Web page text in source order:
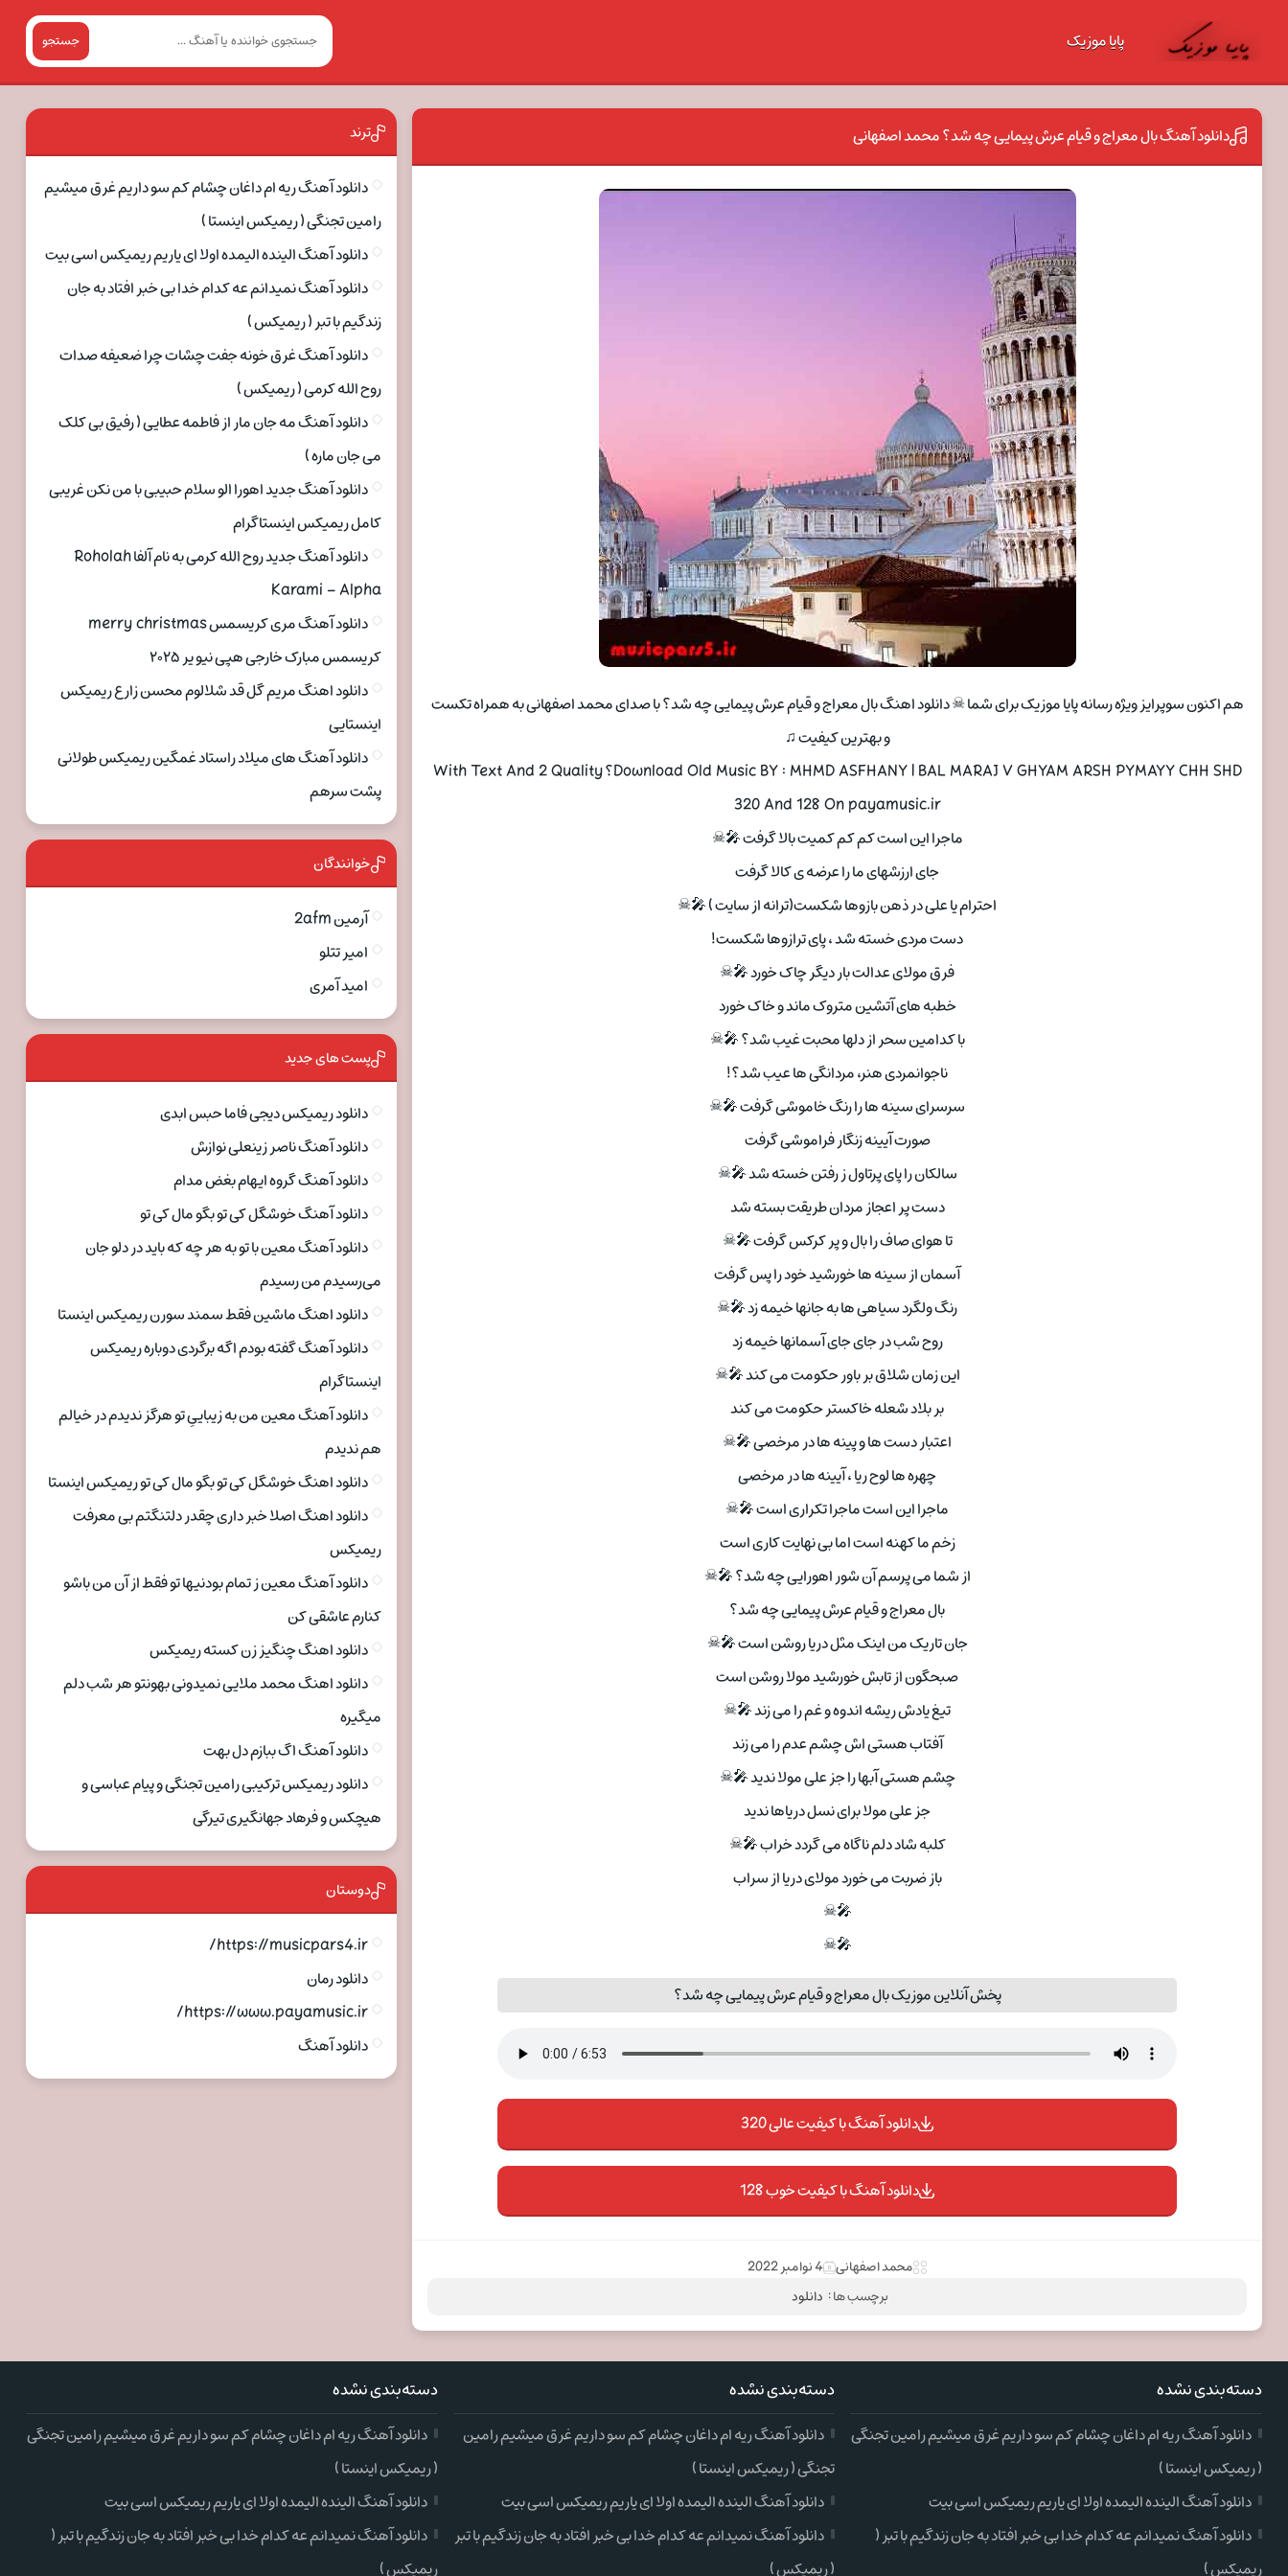
پایا موزیک جستجو
دانلود آهنگ بال معراج و قیام عرش پیمایی چه شد؟ محمد اصفهانی
هم اکنون سوپرایز ویژه رسانه پایا موزیک برای شما ☠ دانلود اهنگ بال معراج و قیام عرش پیمایی چه شد؟ با صدای محمد اصفهانی به همراه تکست
و بهترین کیفیت ♫
Download Old Music BY : MHMD ASFHANY | BAL MARAJ V GHYAM ARSH PYMAYY CHH SHD؟ With Text And 2 Quality
320 And 128 On payamusic.ir
ماجرا این است کم کم کمیت بالا گرفت 🎤☠
جای ارزشهای ما را عرضه ی کالا گرفت
احترام یا علی در ذهن بازوها شکست(ترانه از سایت ) 🎤☠
دست مردی خسته شد ، پای ترازوها شکست!
فرق مولای عدالت بار دیگر چاک خورد 🎤☠
خطبه های آتشین متروک ماند و خاک خورد
با کدامین سحر از دلها محبت غیب شد؟ 🎤☠
ناجوانمردی هنر، مردانگی ها عیب شد؟!
سرسرای سینه ها را رنگ خاموشی گرفت 🎤☠
صورت آیینه زنگار فراموشی گرفت
سالکان را پای پرتاول ز رفتن خسته شد 🎤☠
دست پر اعجاز مردان طریقت بسته شد
تا هوای صاف را بال و پر کرکس گرفت 🎤☠
آسمان از سینه ها خورشید خود را پس گرفت
رنگ ولگرد سیاهی ها به جانها خیمه زد 🎤☠
روح شب در جای جای آسمانها خیمه زد
این زمان شلاق بر باور حکومت می کند 🎤☠
بر بلاد شعله خاکستر حکومت می کند
اعتبار دست ها و پینه ها در مرخصی 🎤☠
چهره ها لوح ریا ، آیینه ها در مرخصی
ماجرا این است ماجرا تکراری است 🎤☠
زخم ما کهنه است اما بی نهایت کاری است
از شما می پرسم آن شور اهورایی چه شد؟ 🎤☠
بال معراج و قیام عرش پیمایی چه شد؟
جان تاریک من اینک مثل دریا روشن است 🎤☠
صبحگون از تابش خورشید مولا روشن است
تیغ یادش ریشه اندوه و غم را می زند 🎤☠
آفتاب هستی اش چشم عدم را می زند
چشم هستی آبها را جز علی مولا ندید 🎤☠
جز علی مولا برای نسل دریاها ندید
کلبه شاد دلم ناگاه می گردد خراب 🎤☠
باز ضربت می خورد مولای دریا از سراب
🎤☠
🎤☠
پخش آنلاین موزیک بال معراج و قیام عرش پیمایی چه شد؟
دانلود آهنگ با کیفیت عالی 320
دانلود آهنگ با کیفیت خوب 128
محمد اصفهانی 4 نوامبر 2022
برچسب ها : دانلود
ترند
دانلود آهنگ ریه ام داغان چشام کم سو داریم غرق میشیم
رامین تجنگی ( ریمیکس اینستا )
دانلود آهنگ الینده الیمده اولا ای یاریم ریمیکس اسی بیت
دانلود آهنگ نمیدانم عه کدام خدا بی خبر افتاد به جان
زندگیم با تبر ( ریمیکس )
دانلود آهنگ غرق خونه جفت چشات چرا ضعیفه صدات
روح الله کرمی ( ریمیکس )
دانلود آهنگ مه جان مار از فاطمه عطایی ( رفیق بی کلک
می جان ماره )
دانلود آهنگ جدید اهورا الو سلام حبیبی با من نکن غریبی
کامل ریمیکس اینستاگرام
دانلود آهنگ جدید روح الله کرمی به نام آلفا Roholah
Karami – Alpha
دانلود آهنگ مری کریسمس merry christmas
کریسمس مبارک خارجی هپی نیو یر ۲۰۲۵
دانلود اهنگ مریم گل قد شلالوم محسن زارع ریمیکس
اینستایی
دانلود آهنگ های میلاد راستاد غمگین ریمیکس طولانی
پشت سرهم
خوانندگان
آرمین 2afm
امیر تتلو
امید آمری
پست های جدید
دانلود ریمیکس دیجی فاما حبس ابدی
دانلود آهنگ ناصر زینعلی نوازش
دانلود آهنگ گروه ایهام بغض مدام
دانلود آهنگ خوشگل کی تو بگو مال کی تو
دانلود آهنگ معین با تو به هر چه که باید در دلو جان
می‌رسیدم من رسیدم
دانلود اهنگ ماشین فقط سمند سورن ریمیکس اینستا
دانلود آهنگ گفته بودم اگه برگردی دوباره ریمیکس
اینستاگرام
دانلود آهنگ معین من به زیباییِ تو هرگز ندیدم در خیالم
هم ندیدم
دانلود اهنگ خوشگل کی تو بگو مال کی تو ریمیکس اینستا
دانلود اهنگ اصلا خبر داری چقدر دلتنگتم بی معرفت
ریمیکس
دانلود آهنگ معین ز تمام بودنیها تو فقط از آن من باشو
کنارم عاشقی کن
دانلود اهنگ چنگیز زن کسته ریمیکس
دانلود اهنگ محمد ملایی نمیدونی بهونتو هر شب دلم
میگیره
دانلود آهنگ اگ ببازم دل بهت
دانلود ریمیکس ترکیبی رامین تجنگی و پیام عباسی و
هیچکس و فرهاد جهانگیری تیرگی
دوستان
https://musicpars4.ir/
دانلود رمان
https://www.payamusic.ir/
دانلود آهنگ
دسته‌بندی نشده
دانلود آهنگ ریه ام داغان چشام کم سو داریم غرق میشیم رامین تجنگی
( ریمیکس اینستا )
دانلود آهنگ الینده الیمده اولا ای یاریم ریمیکس اسی بیت
دانلود آهنگ نمیدانم عه کدام خدا بی خبر افتاد به جان زندگیم با تبر (
ریمیکس )
دسته‌بندی نشده
دانلود آهنگ ریه ام داغان چشام کم سو داریم غرق میشیم رامین
تجنگی ( ریمیکس اینستا )
دانلود آهنگ الینده الیمده اولا ای یاریم ریمیکس اسی بیت
دانلود آهنگ نمیدانم عه کدام خدا بی خبر افتاد به جان زندگیم با تبر
( ریمیکس )
دسته‌بندی نشده
دانلود آهنگ ریه ام داغان چشام کم سو داریم غرق میشیم رامین تجنگی
( ریمیکس اینستا )
دانلود آهنگ الینده الیمده اولا ای یاریم ریمیکس اسی بیت
دانلود آهنگ نمیدانم عه کدام خدا بی خبر افتاد به جان زندگیم با تبر (
ریمیکس )